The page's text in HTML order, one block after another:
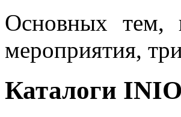
Основных тем,
мероприятия,
Каталоги